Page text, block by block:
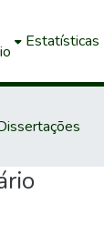
Estatísticas